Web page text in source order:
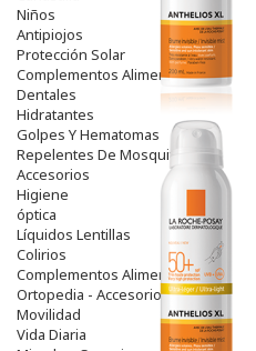
Niños
Antipiojos
Protección Solar
Complementos Alimentarios
Dentales
Hidratantes
Golpes Y Hematomas
Repelentes De Mosquitos
Accesorios
Higiene
óptica
Líquidos Lentillas
Colirios
Complementos Alimentarios.
Ortopedia - Accesorios
Movilidad
Vida Diaria